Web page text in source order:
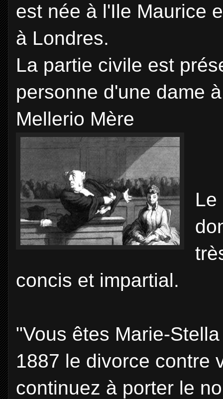
est née à l'Ile Maurice
à Londres.
La partie civile est
personne d'une dame
Mellerio Mère
Le
concis et impartial.
"Vous êtes Marie-
1887 le divorce contre
continuez à porter le